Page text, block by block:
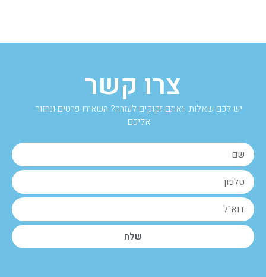
צרו קשר
יש לכם שאלות ואתם זקוקים לעזרה? השאירו פרטים ונחזור
אליכם
שלח